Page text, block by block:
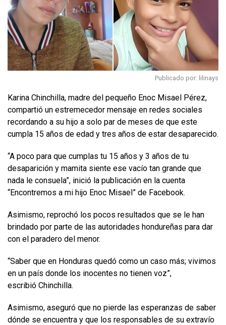
Publicado por: lilinays
Karina Chinchilla, madre del pequeño Enoc Misael Pérez,
compartió un estremecedor mensaje en redes sociales
recordando a su hijo a solo par de meses de que este
cumpla 15 años de edad y tres años de estar desaparecido.
“A poco para que cumplas tu 15 años y 3 años de tu
desaparición y mamita siente ese vacío tan grande que
nada le consuela”, inició la publicación en la cuenta
“Encontremos a mi hijo Enoc Misael” de Facebook.
Asimismo, reprochó los pocos resultados que se le han
brindado por parte de las autoridades hondureñas para dar
con el paradero del menor.
“Saber que en Honduras quedó como un caso más; vivimos
en un país donde los inocentes no tienen voz”,
escribió Chinchilla.
Asimismo, aseguró que no pierde las esperanzas de saber
dónde se encuentra y que los responsables de su extravío